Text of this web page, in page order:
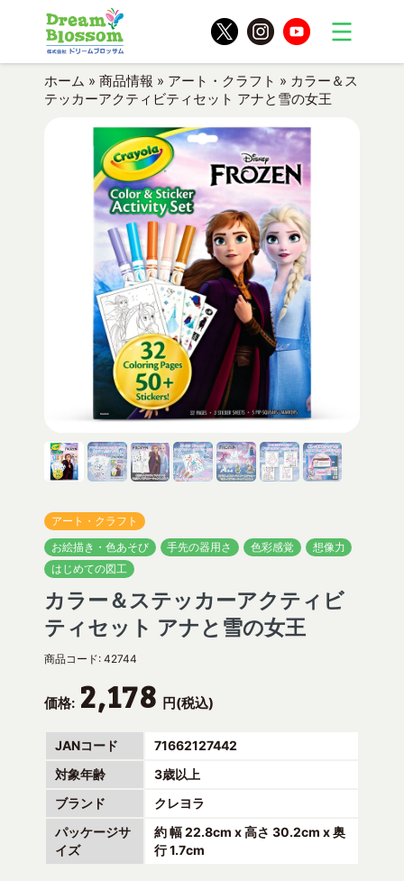
ホーム » 商品情報 » アート・クラフト » カラー＆ス
テッカーアクティビティセット アナと雪の女王
アート・クラフト
お絵描き・色あそび
手先の器用さ 色彩感覚
想像力
はじめての図工
カラー＆ステッカーアクティビ
ティセット アナと雪の女王
商品コード: 42744
価格: 2,178 円(税込)
JANコード
71662127442
対象年齢
3歳以上
ブランド
クレヨラ
パッケージサ
イズ
約 幅 22.8cm x 高さ 30.2cm x 奥
行 1.7cm